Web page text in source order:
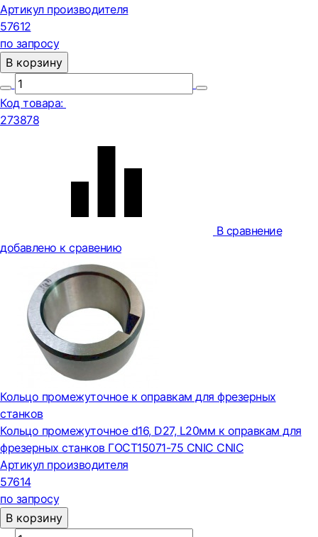
Артикул производителя
57612
по запросу
В корзину
Код товара:
273878
В сравнение
добавлено к сравению
Кольцо промежуточное к оправкам для фрезерных
станков
Кольцо промежуточное d16, D27, L20мм к оправкам для
фрезерных станков ГОСТ15071-75 CNIC CNIC
Артикул производителя
57614
по запросу
В корзину